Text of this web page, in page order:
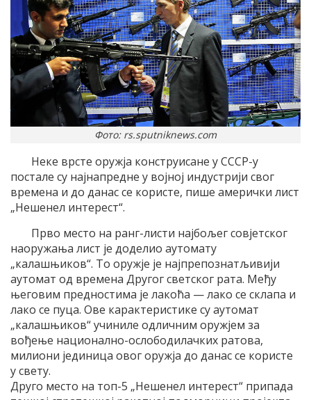
Фото: rs.sputniknews.com
Неке врсте оружја конструисане у СССР-у
постале су најнапредне у војној индустрији свог
времена и до данас се користе, пише амерички лист
„Нешенел интерест“.
Прво место на ранг-листи најбољег совјетског
наоружања лист је доделио аутомату
„калашњиков“. То оружје је најпрепознатљивији
аутомат од времена Другог светског рата. Међу
његовим предностима је лакоћа — лако се склапа и
лако се пуца. Ове карактеристике су аутомат
„калашњиков“ учиниле одличним оружјем за
вођење национално-ослободилачких ратова,
милиони јединица овог оружја до данас се користе
у свету.
Друго место на топ-5 „Нешенел интерест“ припада